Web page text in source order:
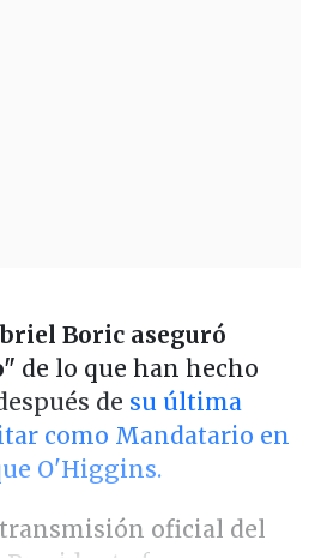
Boric aseguró
de lo que han hecho
de su última
como Mandatario en
O'Higgins.
oficial del